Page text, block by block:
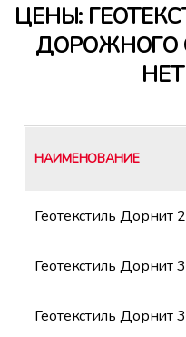
ЦЕНЫ:
ДОРОЖНОГО
НАИМЕНОВАНИЕ
Геотекстиль Дорнит
Геотекстиль Дорнит
Геотекстиль Дорнит